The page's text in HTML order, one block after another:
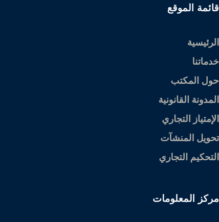
قائمة الموقع
الرئيسية
خدماتنا
حول المكتب
المدونة القانونية
الإمتياز التجاري
تحويل المنشآت
التحكيم التجاري
مركز المعلومات